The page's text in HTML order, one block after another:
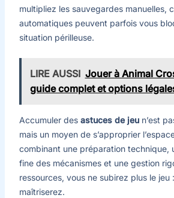
multipliez les sauvegardes manuelles,
automatiques peuvent parfois vous
situation périlleuse.
LIRE AUSSI Jouer à Animal
guide complet et options
Accumuler des astuces de jeun’est
mais un moyen de s’approprier
combinant une préparation technique,
fine des mécanismes et une gestion
ressources, vous ne subirez plus le jeu
maîtriserez.